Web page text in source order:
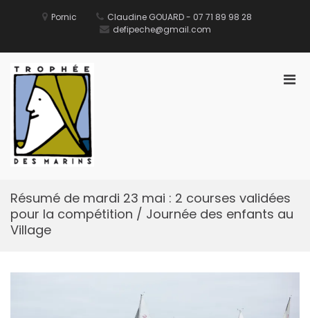
Pornic
Claudine GOUARD - 07 71 89 98 28
defipeche@gmail.com
Résumé de mardi 23 mai : 2 courses validées
pour la compétition / Journée des enfants au
Village